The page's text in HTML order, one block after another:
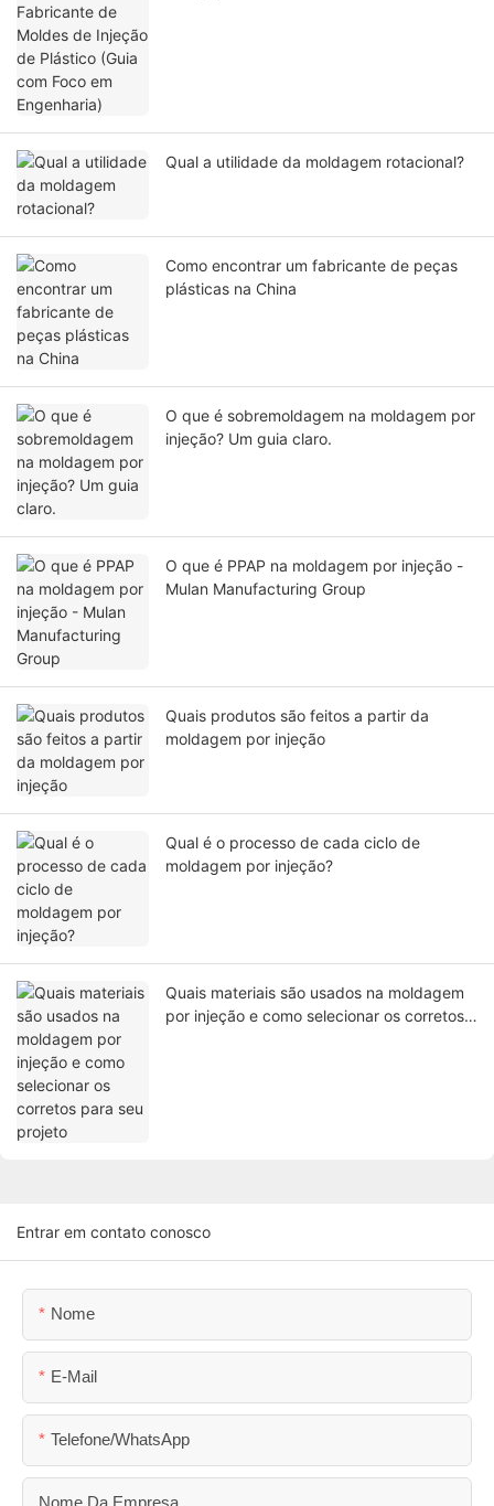
Qual a utilidade da moldagem rotacional?
Como encontrar um fabricante de peças
plásticas na China
O que é sobremoldagem na moldagem por
injeção? Um guia claro.
O que é PPAP na moldagem por injeção -
Mulan Manufacturing Group
Quais produtos são feitos a partir da
moldagem por injeção
Qual é o processo de cada ciclo de
moldagem por injeção?
Quais materiais são usados ​​na moldagem
por injeção e como selecionar os corretos
Entrar em contato conosco
Nome
E-Mail
Telefone/WhatsApp
Nome Da Empresa